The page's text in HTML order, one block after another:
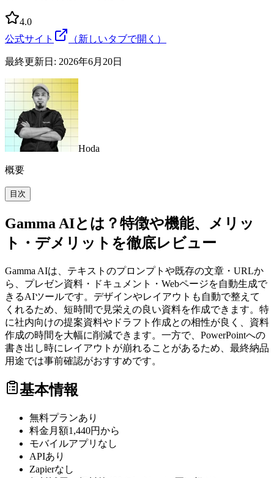
4.0
公式サイト
（新しいタブで開く）
最終更新日: 2026年6月20日
Hoda
概要
目次
Gamma AIとは？特徴や機能、メリッ
ト・デメリットを徹底レビュー
Gamma AIは、テキストのプロンプトや既存の文章・URLか
ら、プレゼン資料・ドキュメント・Webページを自動生成で
きるAIツールです。デザインやレイアウトも自動で整えて
くれるため、短時間で見栄えの良い資料を作成できます。特
に社内向けの提案資料やドラフト作成との相性が良く、資料
作成の時間を大幅に削減できます。一方で、PowerPointへの
書き出し時にレイアウトが崩れることがあるため、最終納品
用途では事前確認がおすすめです。
基本情報
無料プランあり
料金 月額1,440円から
モバイルアプリ なし
APIあり
Zapierなし